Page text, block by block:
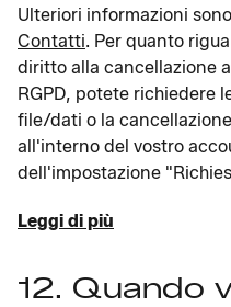
Ulteriori informazioni
Contatti. Per quanto
diritto alla cancellazione
RGPD, potete richiedere
file/dati o la
all'interno del vostro
dell'impostazione
Leggi di più
12. Quando